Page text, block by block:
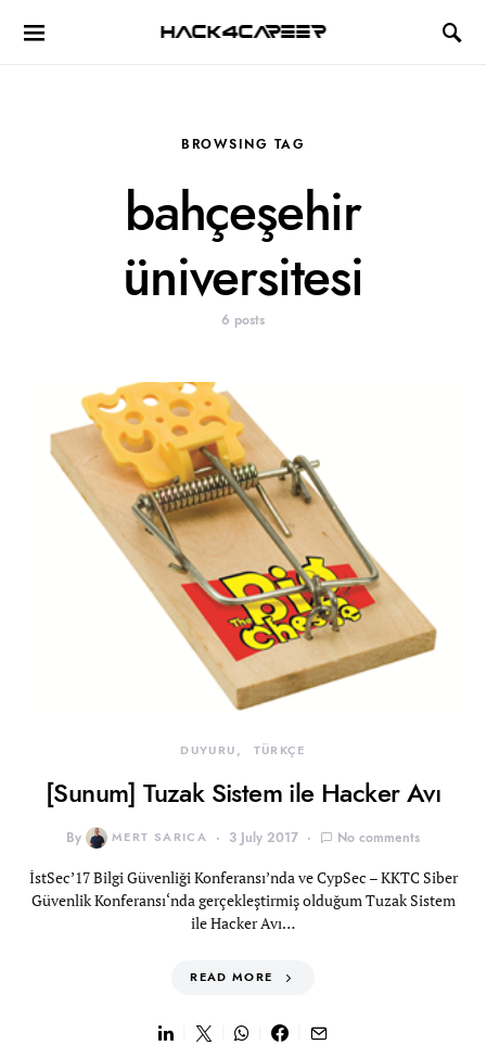
Hack4Career
BROWSING TAG
bahçeşehir
üniversitesi
6 posts
DUYURU TÜRKÇE
[Sunum] Tuzak Sistem ile Hacker Avı
By MERT SARICA 3 July 2017 No comments
İstSec’17 Bilgi Güvenliği Konferansı’nda ve CypSec – KKTC Siber
Güvenlik Konferansı‘nda gerçekleştirmiş olduğum Tuzak Sistem
ile Hacker Avı…
READ MORE